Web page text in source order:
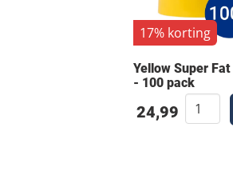
17% korting
Yellow Super Fat
- 100 pack
24,99